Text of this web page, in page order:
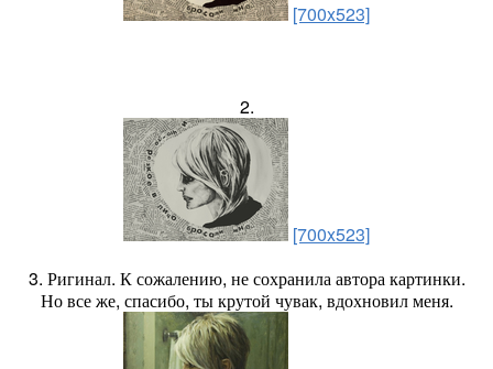
[700x523]
2.
[700x523]
3. Ригинал. К сожалению, не сохранила автора картинки.
Но все же, спасибо, ты крутой чувак, вдохновил меня.